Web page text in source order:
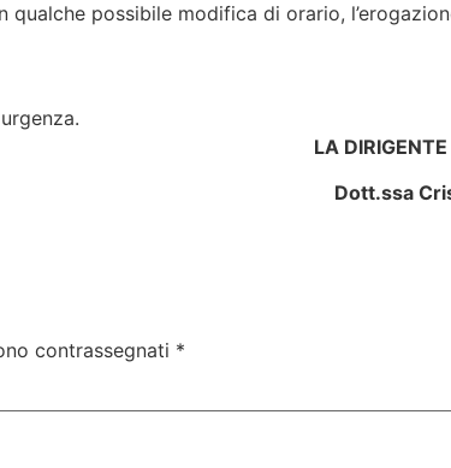
possibile modifica di orario,
LA
Dott.ssa
contrassegnati *